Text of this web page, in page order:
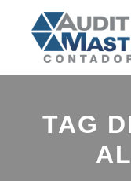
TAG